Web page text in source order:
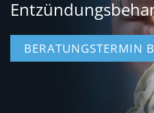
BERATUNGSTERMIN